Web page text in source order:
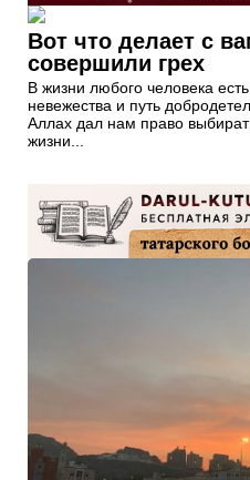
Вот что делает с
совершили грех
В жизни любого человека
невежества и путь
Аллах дал нам право
жизни...